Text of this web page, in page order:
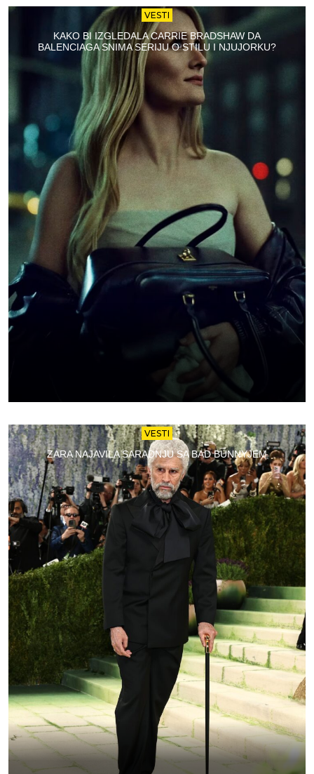
VESTI
KAKO BI IZGLEDALA CARRIE BRADSHAW DA
BALENCIAGA SNIMA SERIJU O STILU I NJUJORKU?
VESTI
ZARA NAJAVILA SARADNJU SA BAD BUNNYJEM